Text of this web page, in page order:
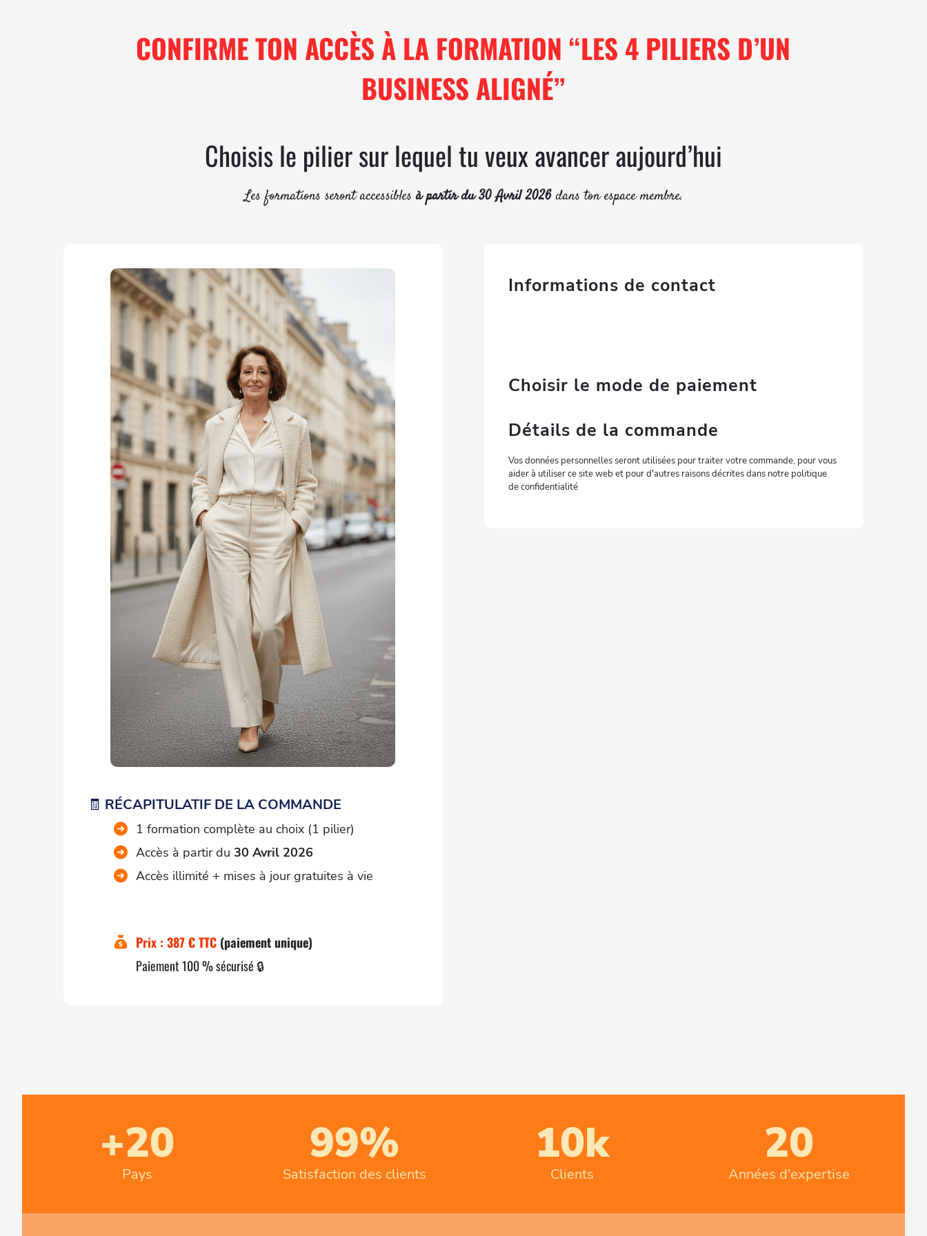
CONFIRME TON ACCÈS À LA FORMATION “LES 4 PILIERS D’UN
BUSINESS ALIGNÉ”
Choisis le pilier sur lequel tu veux avancer aujourd’hui
Les formations seront accessiblesà partir du 30 Avril 2026dans ton espace membre.
🧾 RÉCAPITULATIF DE LA COMMANDE
1 formation complète au choix (1 pilier)
Accès à partir du 30 Avril 2026
Accès illimité + mises à jour gratuites à vie
Prix : 387 € TTC (paiement unique)
Paiement 100 % sécurisé 🔒
Informations de contact
Choisir le mode de paiement
Détails de la commande
Vos données personnelles seront utilisées pour traiter votre commande, pour vous
aider à utiliser ce site web et pour d'autres raisons décrites dans notre politique
de confidentialité
+20
Pays
99%
Satisfaction des clients
10k
Clients
20
Années d'expertise